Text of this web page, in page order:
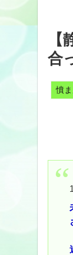
合
憤